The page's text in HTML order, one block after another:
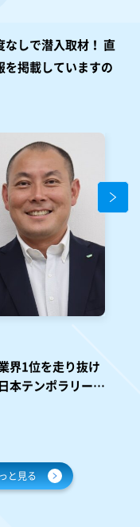
しで潜入取材！ 直
を掲載していますの
界1位を走り抜け
本テンポラリーハ
と見る